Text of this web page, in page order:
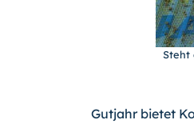
Steht
Gutjahr bietet